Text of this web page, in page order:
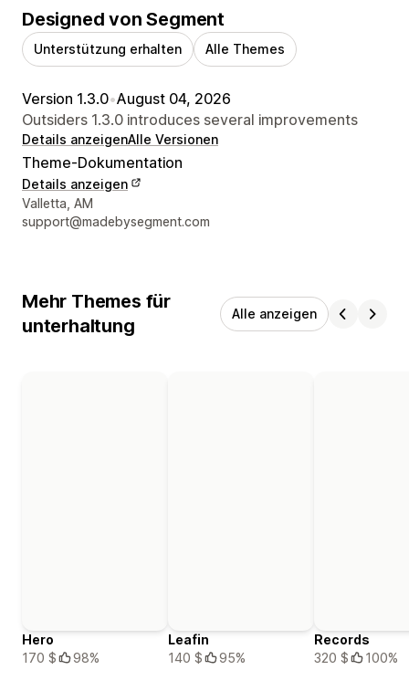
Designed von Segment
Unterstützung erhalten Alle Themes
Version 1.3.0•August 04, 2026
Outsiders 1.3.0 introduces several improvements
Details anzeigenAlle Versionen
Theme-Dokumentation
Details anzeigen
Designer-Kontaktdaten
Valletta, AM
support@madebysegment.com
Mehr Themes für
unterhaltung
Alle anzeigen
Hero
170 $
98%
Leafin
140 $
95%
Records
320 $
100%